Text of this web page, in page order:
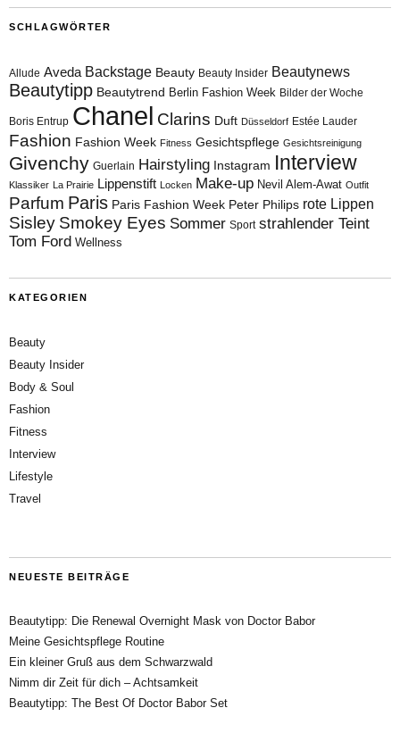
SCHLAGWÖRTER
Allude Aveda Backstage Beauty Beauty Insider Beautynews
Beautytipp Beautytrend Berlin Fashion Week Bilder der Woche
Boris Entrup Chanel Clarins Duft Düsseldorf Estée Lauder
Fashion Fashion Week Fitness Gesichtspflege Gesichtsreinigung
Givenchy Guerlain Hairstyling Instagram Interview
Klassiker La Prairie Lippenstift Locken Make-up Nevil Alem-Awat Outfit
Parfum Paris Paris Fashion Week Peter Philips rote Lippen
Sisley Smokey Eyes Sommer Sport strahlender Teint
Tom Ford Wellness
KATEGORIEN
Beauty
Beauty Insider
Body & Soul
Fashion
Fitness
Interview
Lifestyle
Travel
NEUESTE BEITRÄGE
Beautytipp: Die Renewal Overnight Mask von Doctor Babor
Meine Gesichtspflege Routine
Ein kleiner Gruß aus dem Schwarzwald
Nimm dir Zeit für dich – Achtsamkeit
Beautytipp: The Best Of Doctor Babor Set